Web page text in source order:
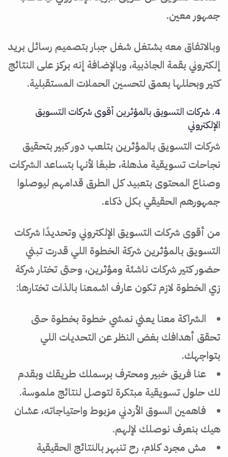
جمهور معين.
وبالاتفاق معه بشتغل شغل جبار بتصميم رسائل بريد
إلكتروني بقمة الجاذبية، وبالإضافة إنه بركز على النتائج
كتير وبحللها بعمق لتحسين الحملات المستقبلية.
4. شركات التسويق بالمؤثرين أقوى شركات التسويق
الإلكتروني
شركات التسويق بالمؤثرين بتلعب دور كبير بتحقيق
نجاحات تسويقية مذهلة، طبعًا لأنها بتساعد الشركات
وصناع المحتوى بتعبيد كل الطرق قدامهم ليوصلوا
جمهورهم الحقيقي بكل ذكاء.
من أقوى شركات التسويق الإلكتروني وتحديدًا شركات
التسويق بالمؤثرين شركة الخطوة اللي قدرت تبني
حضور كتير شركات ناشئة ومؤثرين، وحتى تختار شركة
زي الخطوة لازم تكون عارف اشمعنا بالذات تختارها:
الشراكة معنا يعني نمشي خطوة بخطوة حتى
تحقق أهدافك بغض النظر عن التحديات اللي
بتواجهك.
عنا فريق خبير ومحترف برسملك طريقك وبقدم
لك حلول تسويقية مبتكرة لتوصل لنتائج ملموسة.
فاهمين السوق الأردني مزبوط واحتياجاته، عشان
هيك بنعرف نوصلك لإلهم.
مش مجرد كلام، رح تنبهر بالنتائج الحقيقية